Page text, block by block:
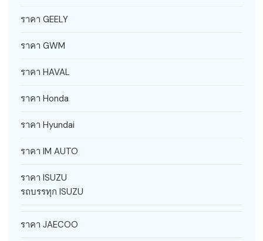
ราคา GEELY
ราคา GWM
ราคา HAVAL
ราคา Honda
ราคา Hyundai
ราคา IM AUTO
ราคา ISUZU
รถบรรทุก ISUZU
ราคา JAECOO